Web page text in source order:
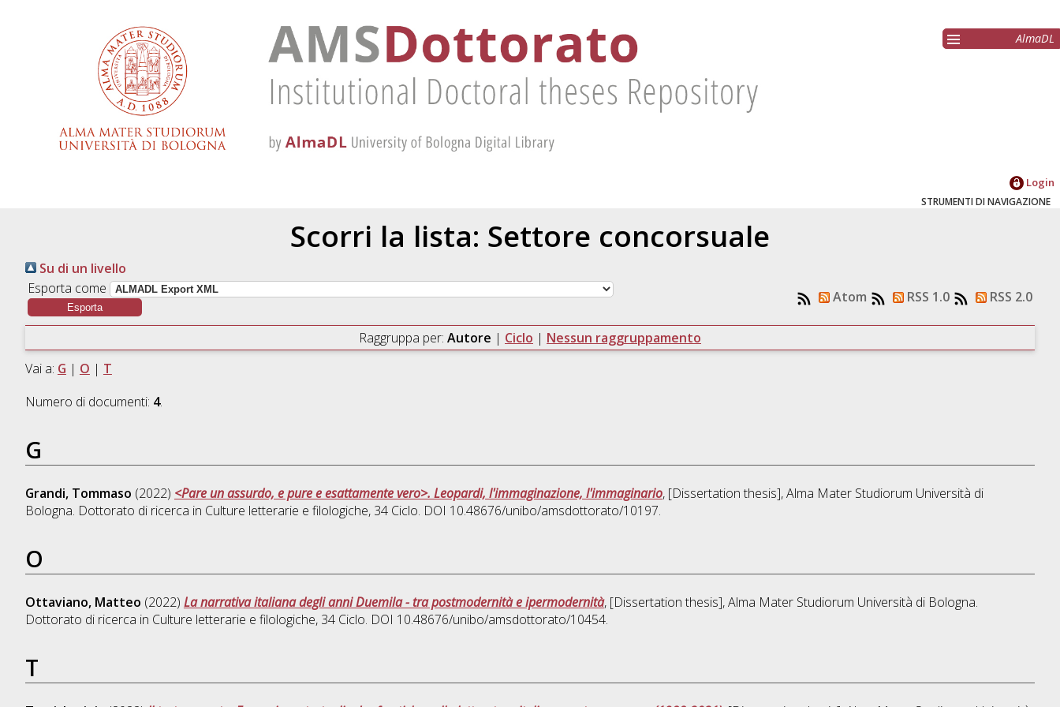
AlmaDL
Login
STRUMENTI DI NAVIGAZIONE
Scorri la lista: Settore concorsuale
Su di un livello
Esporta come
Atom RSS 1.0 RSS 2.0
Raggruppa per: Autore | Ciclo | Nessun raggruppamento
Vai a: G | O | T
Numero di documenti: 4.
G
Grandi, Tommaso (2022) <Pare un assurdo, e pure e esattamente vero>. Leopardi, l'immaginazione, l'immaginario, [Dissertation thesis], Alma Mater Studiorum Università di
Bologna. Dottorato di ricerca in Culture letterarie e filologiche, 34 Ciclo. DOI 10.48676/unibo/amsdottorato/10197.
O
Ottaviano, Matteo (2022) La narrativa italiana degli anni Duemila - tra postmodernità e ipermodernità, [Dissertation thesis], Alma Mater Studiorum Università di Bologna.
Dottorato di ricerca in Culture letterarie e filologiche, 34 Ciclo. DOI 10.48676/unibo/amsdottorato/10454.
T